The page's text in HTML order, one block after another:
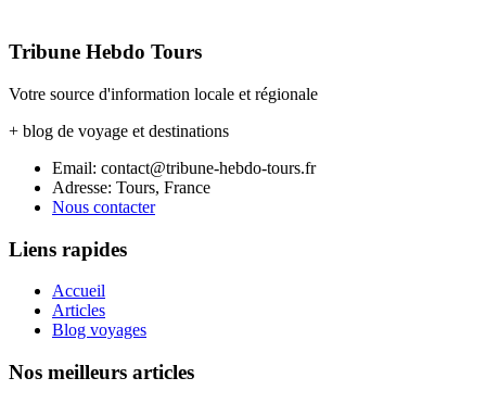
Tribune Hebdo Tours
Votre source d'information locale et régionale
+ blog de voyage et destinations
Email: contact@tribune-hebdo-tours.fr
Adresse: Tours, France
Nous contacter
Liens rapides
Accueil
Articles
Blog voyages
Nos meilleurs articles